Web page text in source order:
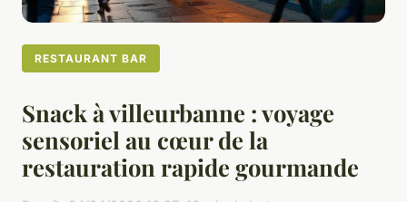
RESTAURANT BAR
Snack à villeurbanne : voyage
sensoriel au cœur de la
restauration rapide gourmande